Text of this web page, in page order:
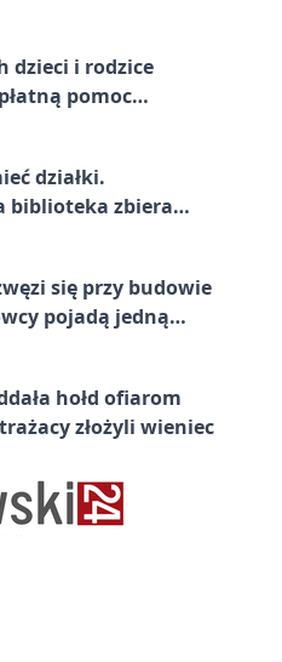
dzieci i rodzice
pomoc
działki.
biblioteka zbiera
się przy budowie
pojadą jedną
hołd ofiarom
złożyli wieniec